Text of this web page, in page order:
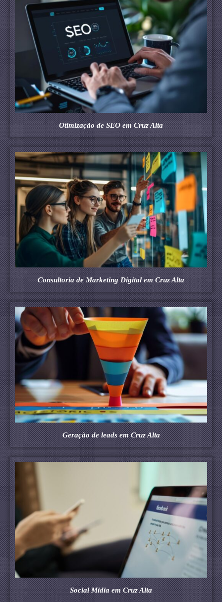
Otimização de SEO em Cruz Alta
Consultoria de Marketing Digital em Cruz Alta
Geração de leads em Cruz Alta
Social Midia em Cruz Alta